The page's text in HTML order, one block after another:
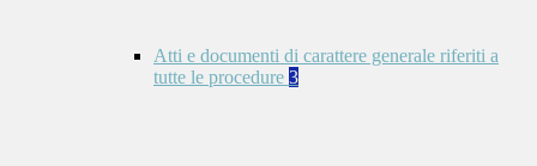
Atti e documenti di carattere generale riferiti a
tutte le procedure 3